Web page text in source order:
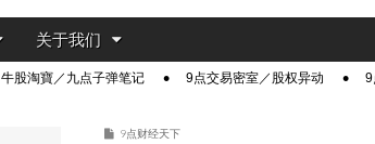
关于我们
牛股淘寶／九点子弹笔记 9点交易密室／股权异动 9
9点财经天下